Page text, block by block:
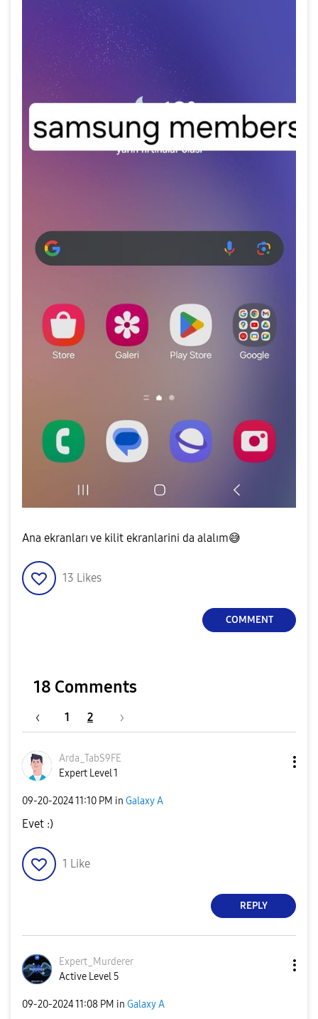
Ana ekranları ve kilit ekranlarini da alalım😅
13 Likes
COMMENT
18 Comments
1 2
Arda_TabS9FE
Expert Level 1
‎09-20-202411:10 PM in Galaxy A
Evet :)
1 Like
REPLY
Expert_Murderer
Active Level 5
‎09-20-202411:08 PM in Galaxy A